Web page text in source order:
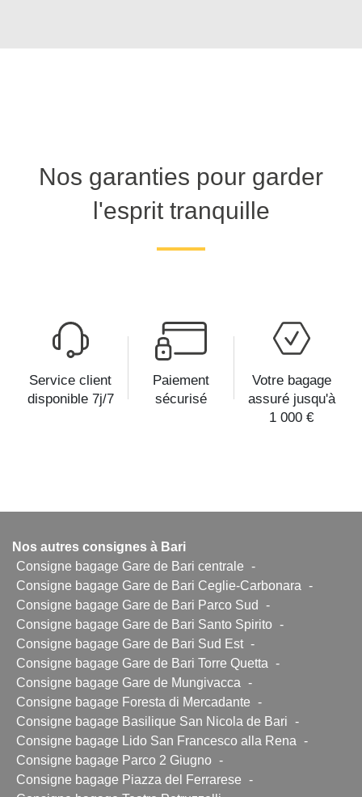
Nos garanties pour garder
l'esprit tranquille
Service client
disponible 7j/7
Paiement
sécurisé
Votre bagage
assuré jusqu'à
1 000 €
Nos autres consignes à Bari
Consigne bagage Gare de Bari centrale
-
Consigne bagage Gare de Bari Ceglie-Carbonara
-
Consigne bagage Gare de Bari Parco Sud
-
Consigne bagage Gare de Bari Santo Spirito -
Consigne bagage Gare de Bari Sud Est -
Consigne bagage Gare de Bari Torre Quetta
-
Consigne bagage Gare de Mungivacca
-
Consigne bagage Foresta di Mercadante
-
Consigne bagage Basilique San Nicola de Bari
-
Consigne bagage Lido San Francesco alla Rena
-
Consigne bagage Parco 2 Giugno -
Consigne bagage Piazza del Ferrarese
-